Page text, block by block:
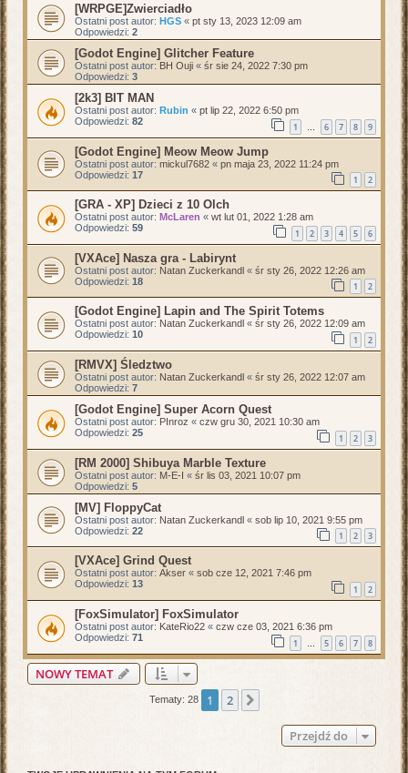
[WRPGE]Zwierciadło
Ostatni post autor: HGS « pt sty 13, 2023 12:09 am
Odpowiedzi: 2
[Godot Engine] Glitcher Feature
Ostatni post autor: BH Ouji « śr sie 24, 2022 7:30 pm
Odpowiedzi: 3
[2k3] BIT MAN
Ostatni post autor: Rubin « pt lip 22, 2022 6:50 pm
Odpowiedzi: 82 1 … 6 7 8 9
[Godot Engine] Meow Meow Jump
Ostatni post autor: mickul7682 « pn maja 23, 2022 11:24 pm
Odpowiedzi: 17 1 2
[GRA - XP] Dzieci z 10 Olch
Ostatni post autor: McLaren « wt lut 01, 2022 1:28 am
Odpowiedzi: 59 1 2 3 4 5 6
[VXAce] Nasza gra - Labirynt
Ostatni post autor: Natan Zuckerkandl « śr sty 26, 2022 12:26 am
Odpowiedzi: 18 1 2
[Godot Engine] Lapin and The Spirit Totems
Ostatni post autor: Natan Zuckerkandl « śr sty 26, 2022 12:09 am
Odpowiedzi: 10 1 2
[RMVX] Śledztwo
Ostatni post autor: Natan Zuckerkandl « śr sty 26, 2022 12:07 am
Odpowiedzi: 7
[Godot Engine] Super Acorn Quest
Ostatni post autor: PInroz « czw gru 30, 2021 10:30 am
Odpowiedzi: 25 1 2 3
[RM 2000] Shibuya Marble Texture
Ostatni post autor: M-E-I « śr lis 03, 2021 10:07 pm
Odpowiedzi: 5
[MV] FloppyCat
Ostatni post autor: Natan Zuckerkandl « sob lip 10, 2021 9:55 pm
Odpowiedzi: 22 1 2 3
[VXAce] Grind Quest
Ostatni post autor: Akser « sob cze 12, 2021 7:46 pm
Odpowiedzi: 13 1 2
[FoxSimulator] FoxSimulator
Ostatni post autor: KateRio22 « czw cze 03, 2021 6:36 pm
Odpowiedzi: 71 1 … 5 6 7 8
NOWY TEMAT
Tematy: 28 1 2
Przejdź do